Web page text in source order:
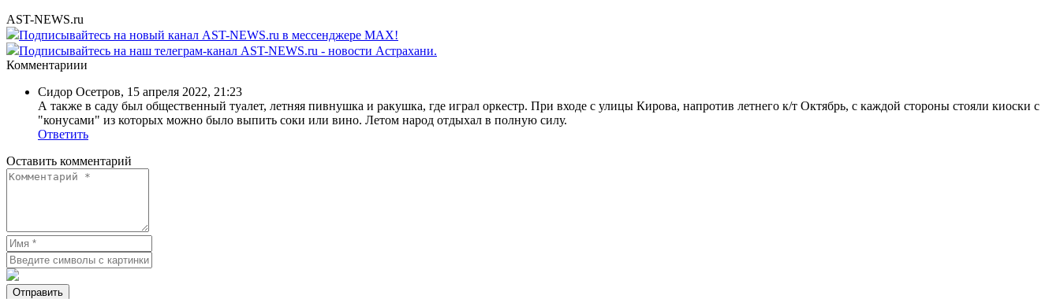
AST-NEWS.ru
Подписывайтесь на новый канал AST-NEWS.ru в мессенджере MAX!
Подписывайтесь на наш телеграм-канал AST-NEWS.ru - новости Астрахани.
Комментариии
Сидор Осетров, 15 апреля 2022, 21:23
А также в саду был общественный туалет, летняя пивнушка и ракушка, где играл оркестр. При входе с улицы Кирова, напротив летнего к/т Октябрь, с каждой стороны стояли киоски с
"конусами" из которых можно было выпить соки или вино. Летом народ отдыхал в полную силу.
Ответить
Оставить комментарий
Отправить